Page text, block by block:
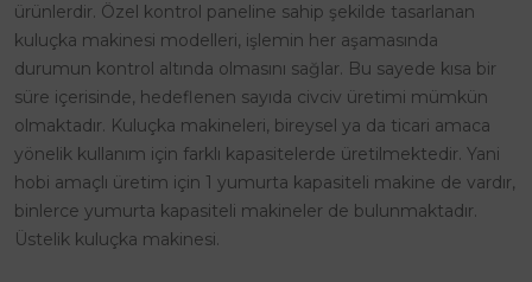
ürünlerdir. Özel kontrol paneline sahip şekilde tasarlanan
kuluçka makinesi modelleri, işlemin her aşamasında
durumun kontrol altında olmasını sağlar. Bu sayede kısa bir
süre içerisinde, hedeflenen sayıda civciv üretimi mümkün
olmaktadır. Kuluçka makineleri, bireysel ya da ticari amaca
yönelik kullanım için farklı kapasitelerde üretilmektedir. Yani
hobi amaçlı üretim için 1 yumurta kapasiteli makine de vardır,
binlerce yumurta kapasiteli makineler de bulunmaktadır.
Üstelik kuluçka makinesi.